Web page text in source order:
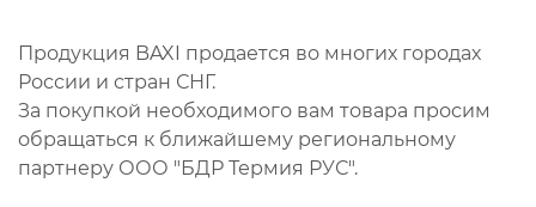
Продукция BAXI продается во многих городах
России и стран СНГ.
За покупкой необходимого вам товара просим
обращаться к ближайшему региональному
партнеру ООО "БДР Термия РУС".